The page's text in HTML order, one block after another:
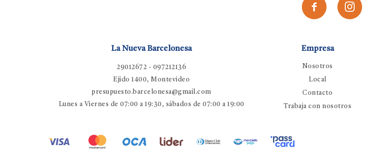
La Nueva Barcelonesa
29012672 - 097212136
Ejido 1400, Montevideo
presupuesto.barcelonesa@gmail.com
Lunes a Viernes de 07:00 a 19:30, sábados de 07:00 a 19:00
Empresa
Nosotros
Local
Contacto
Trabaja con nosotros
 